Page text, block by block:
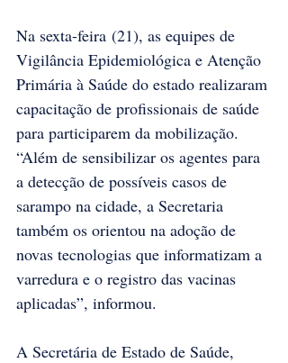
Na sexta-feira (21), as equipes de
Vigilância Epidemiológica e Atenção
Primária à Saúde do estado realizaram
capacitação de profissionais de saúde
para participarem da mobilização.
“Além de sensibilizar os agentes para
a detecção de possíveis casos de
sarampo na cidade, a Secretaria
também os orientou na adoção de
novas tecnologias que informatizam a
varredura e o registro das vacinas
aplicadas”, informou.
A Secretária de Estado de Saúde,